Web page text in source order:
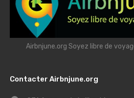
Airbnjune.org Soyez libre de
Contacter Airbnjune.org